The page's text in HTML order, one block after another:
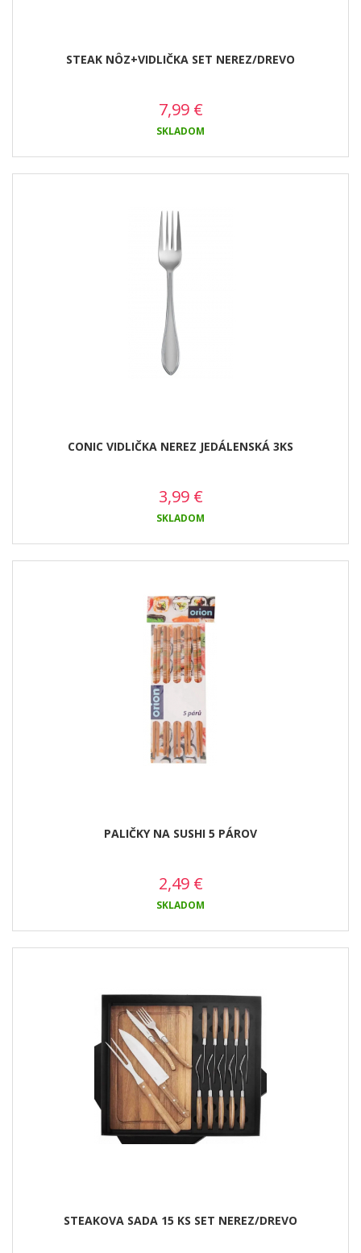
STEAK NÔZ+VIDLIČKA SET NEREZ/DREVO
7,99 €
SKLADOM
CONIC VIDLIČKA NEREZ JEDÁLENSKÁ 3KS
3,99 €
SKLADOM
PALIČKY NA SUSHI 5 PÁROV
2,49 €
SKLADOM
STEAKOVA SADA 15 KS SET NEREZ/DREVO